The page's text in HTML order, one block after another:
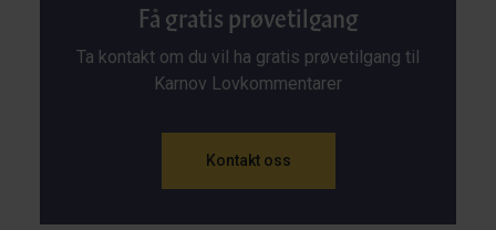
Få gratis prøvetilgang
Ta kontakt om du vil ha gratis prøvetilgang til
Karnov Lovkommentarer
Kontakt oss